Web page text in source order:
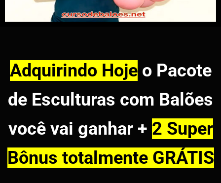
Adquirindo Hojeo Pacote
de Esculturas com Balões
você vai ganhar + 2 Super
Bônus totalmente GRÁTIS